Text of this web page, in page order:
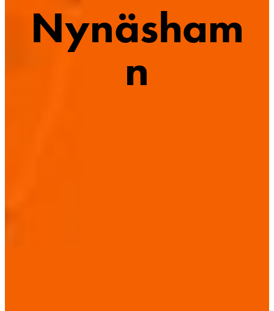
Nynäsham
n